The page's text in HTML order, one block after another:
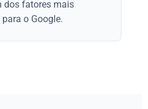
dos fatores mais
o Google.